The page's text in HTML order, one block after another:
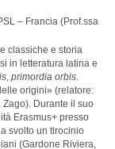
– Francia (Prof.ssa
classiche e storia
in letteratura latina e
, primordia orbis.
origini» (relatore:
Zago). Durante il suo
Erasmus+ presso
svolto un tirocinio
(Gardone Riviera,